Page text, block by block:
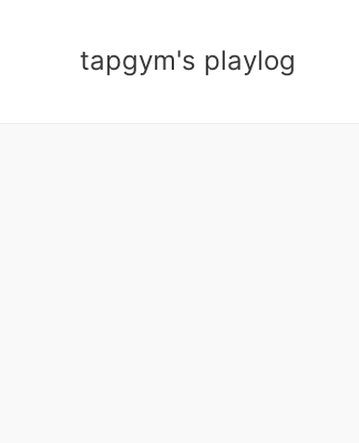
tapgym's playlog